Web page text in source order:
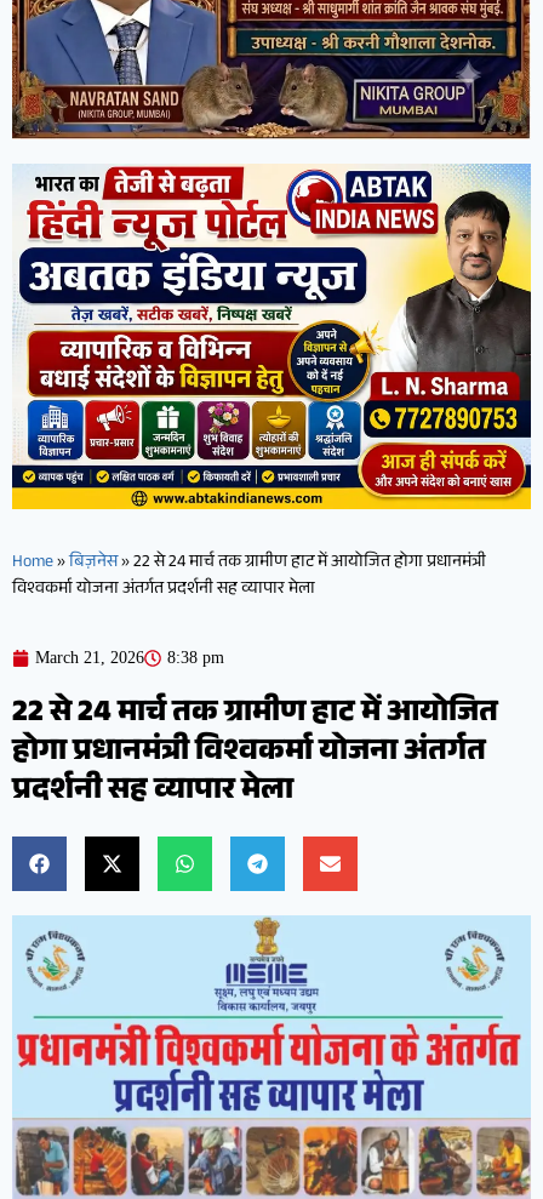
Home»बिज़नेस»22 से 24 मार्च तक ग्रामीण हाट में आयोजित होगा प्रधानमंत्री
विश्वकर्मा योजना अंतर्गत प्रदर्शनी सह व्यापार मेला
March 21, 2026 8:38 pm
22 से 24 मार्च तक ग्रामीण हाट में आयोजित
होगा प्रधानमंत्री विश्वकर्मा योजना अंतर्गत
प्रदर्शनी सह व्यापार मेला